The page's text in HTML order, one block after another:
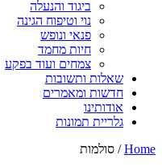
ביגוד והנעלה
נוי וטיפוח הגינה
פנאי ונופש
חיות מחמד
צמחים ועוד בפקע
שאלות ותשובות
חדשות ומאמרים
אודותינו
גלריית תמונות
Home/ סולמות